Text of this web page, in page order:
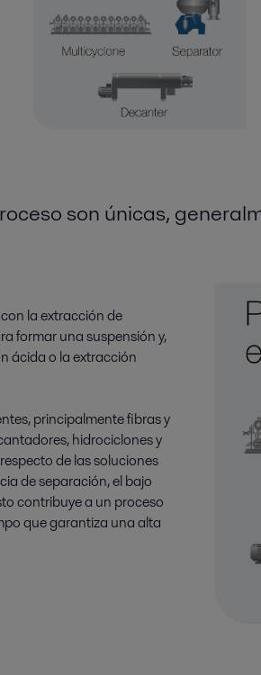
son únicas,
la extracción de
formar una suspensión y,
ácida o la extracción
principalmente fibras y
hidrociclones y
de las soluciones
de separación, el bajo
contribuye a un proceso
que garantiza una alta